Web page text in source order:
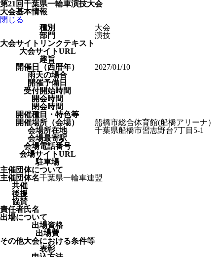
第21回千葉県一輪車演技大会
大会基本情報
閉じる
種別
大会
部門
演技
大会サイトリンクテキスト
大会サイトURL
趣旨
開催日（西暦年）
2027/01/10
雨天の場合
開催予備日
受付開始時間
開会時間
閉会時間
開催種目・特色等
開催場所（会場）
船橋市総合体育館(船橋アリーナ）
会場所在地
千葉県船橋市習志野台7丁目5-1
会場最寄駅
会場電話番号
会場サイトURL
駐車場
主催団体について
主催団体名千葉県一輪車連盟
共催
後援
協賛
責任者氏名
出場について
出場資格
出場費
その他大会における条件等
表彰